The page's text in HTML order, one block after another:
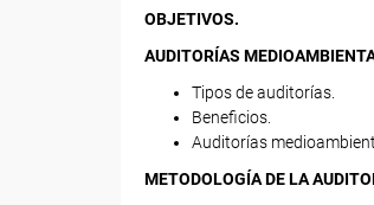
OBJETIVOS.
AUDITORÍAS
Tipos de auditorías.
Beneficios.
Auditorías
METODOLOGÍA DE LA